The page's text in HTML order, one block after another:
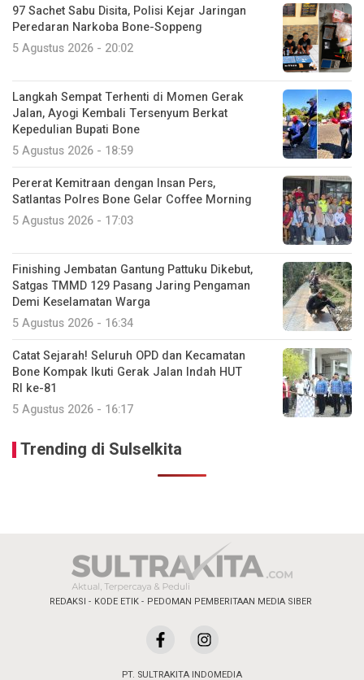
97 Sachet Sabu Disita, Polisi Kejar Jaringan
Peredaran Narkoba Bone-Soppeng
5 Agustus 2026 - 20:02
Langkah Sempat Terhenti di Momen Gerak
Jalan, Ayogi Kembali Tersenyum Berkat
Kepedulian Bupati Bone
5 Agustus 2026 - 18:59
Pererat Kemitraan dengan Insan Pers,
Satlantas Polres Bone Gelar Coffee Morning
5 Agustus 2026 - 17:03
Finishing Jembatan Gantung Pattuku Dikebut,
Satgas TMMD 129 Pasang Jaring Pengaman
Demi Keselamatan Warga
5 Agustus 2026 - 16:34
Catat Sejarah! Seluruh OPD dan Kecamatan
Bone Kompak Ikuti Gerak Jalan Indah HUT
RI ke-81
5 Agustus 2026 - 16:17
Trending di Sulselkita
REDAKSI KODE ETIK PEDOMAN PEMBERITAAN MEDIA SIBER
PT. SULTRAKITA INDOMEDIA